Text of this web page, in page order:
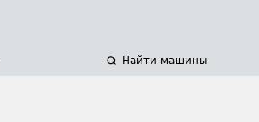
Найти машины